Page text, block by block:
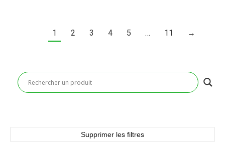
1 2 3 4 5 … 11 →
Supprimer les filtres